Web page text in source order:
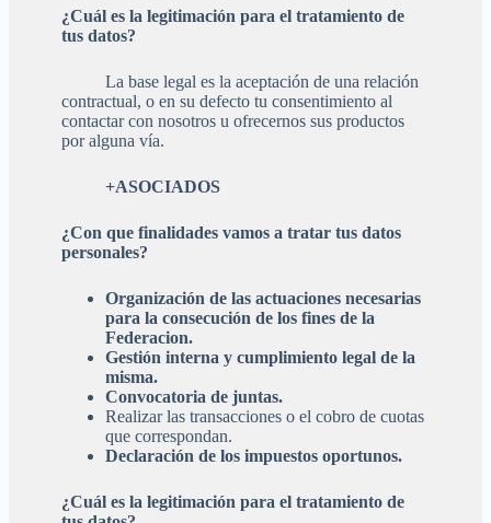
¿Cuál es la legitimación para el tratamiento de
tus datos?
La base legal es la aceptación de una relación
contractual, o en su defecto tu consentimiento al
contactar con nosotros u ofrecernos sus productos
por alguna vía.
+ASOCIADOS
¿Con que finalidades vamos a tratar tus datos
personales?
Organización de las actuaciones necesarias
para la consecución de los fines de la
Federacion.
Gestión interna y cumplimiento legal de la
misma.
Convocatoria de juntas.
Realizar las transacciones o el cobro de cuotas
que correspondan.
Declaración de los impuestos oportunos.
¿Cuál es la legitimación para el tratamiento de